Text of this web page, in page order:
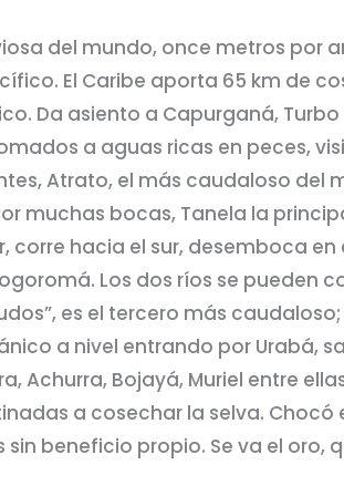
del mundo, once metros
El Caribe aporta 65 km de
Da asiento a Capurganá,
a aguas ricas en peces,
Atrato, el más caudaloso del
muchas bocas, Tanela la
hacia el sur, desemboca
Los dos ríos se pueden
es el tercero más
a nivel entrando por Urabá,
Achurra, Bojayá, Muriel entre
a cosechar la selva. Chocó
beneficio propio. Se va el oro,